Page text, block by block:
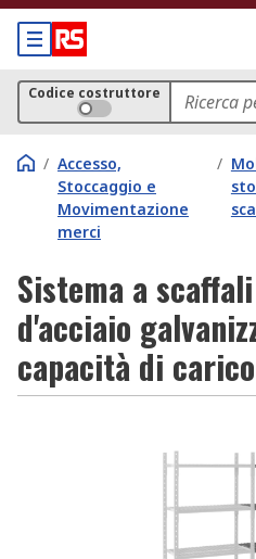
Codice costruttore
/ Accesso,
Stoccaggio e
Movimentazione
merci
/
Sistema a
d'acciaio
capacità di